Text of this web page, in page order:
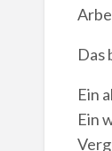
Das
Ein
Ein